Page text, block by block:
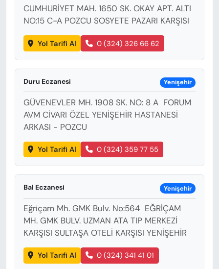
CUMHURİYET MAH. 1650 SK. OKAY APT. ALTI
NO:15 C-A POZCU SOSYETE PAZARI KARŞISI
Yol Tarifi Al 0 (324) 326 66 62
Duru Eczanesi Yenişehir
GÜVENEVLER MH. 1908 SK. NO: 8 A FORUM
AVM CİVARI ÖZEL YENİŞEHİR HASTANESİ
ARKASI - POZCU
Yol Tarifi Al 0 (324) 359 77 55
Bal Eczanesi Yenişehir
Eğriçam Mh. GMK Bulv. No:564 EĞRİÇAM
MH. GMK BULV. UZMAN ATA TIP MERKEZİ
KARŞISI SULTAŞA OTELİ KARŞISI YENİŞEHİR
Yol Tarifi Al 0 (324) 341 41 01
SAĞLIK
MAGAZİN
ÖZEL HABER
YAZAR KÖŞESİ
SİYASET